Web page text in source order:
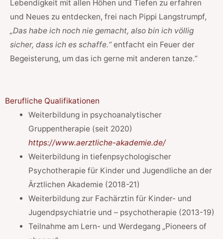
Lebendigkeit mit allen Höhen und Tiefen zu erfahren
und Neues zu entdecken, frei nach Pippi Langstrumpf,
„Das habe ich noch nie gemacht, also bin ich völlig
sicher, dass ich es schaffe.“entfacht ein Feuer der
Begeisterung, um das ich gerne mit anderen tanze.“
Berufliche Qualifikationen
Weiterbildung in psychoanalytischer
Gruppentherapie (seit 2020)
https://www.aerztliche-akademie.de/
Weiterbildung in tiefenpsychologischer
Psychotherapie für Kinder und Jugendliche an der
Ärztlichen Akademie (2018-21)
Weiterbildung zur Fachärztin für Kinder- und
Jugendpsychiatrie und – psychotherapie (2013-19)
Teilnahme am Lern- und Werdegang „Pioneers of